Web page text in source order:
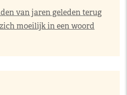
van jaren geleden terug
moeilijk in een woord